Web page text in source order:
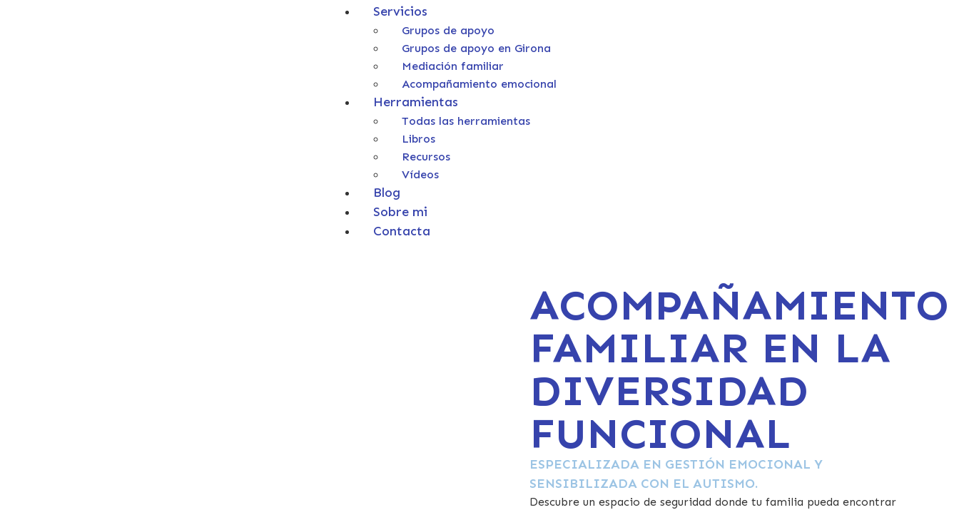
Servicios
Grupos de apoyo
Grupos de apoyo en Girona
Mediación familiar
Acompañamiento emocional
Herramientas
Todas las herramientas
Libros
Recursos
Vídeos
Blog
Sobre mi
Contacta
ACOMPAÑAMIENTO
FAMILIAR EN LA
DIVERSIDAD
FUNCIONAL
ESPECIALIZADA EN GESTIÓN EMOCIONAL Y
SENSIBILIZADA CON EL AUTISMO.
Descubre un espacio de seguridad donde tu familia pueda encontrar